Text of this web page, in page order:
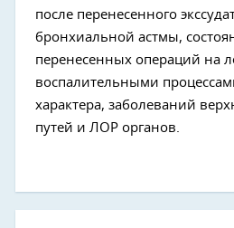
после перенесенного
бронхиальной астмы,
перенесенных операций на
воспалительными
характера, заболеваний
путей и ЛОР органов.